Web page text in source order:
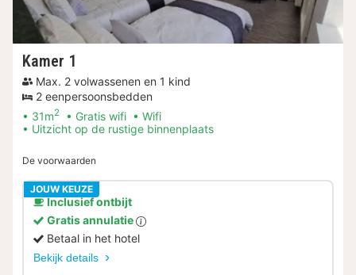
Kamer 1
Max. 2 volwassenen en 1 kind
2 eenpersoonsbedden
31m2 Gratis wifi
Wifi
Uitzicht op de rustige binnenplaats
De voorwaarden
JOUW KEUZE
Inclusief ontbijt
Gratis annulatie
Betaal in het hotel
Bekijk details